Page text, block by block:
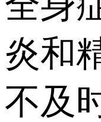
炎和
不及